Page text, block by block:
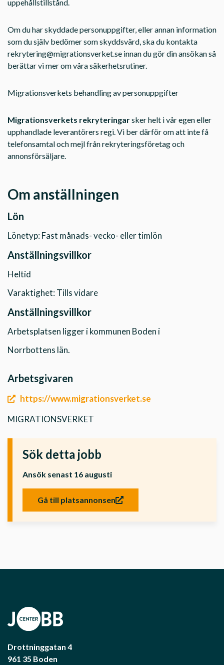
uppehållstillstånd.
Om du har skyddade personuppgifter, eller annan information
som du själv bedömer som skyddsvärd, ska du kontakta
rekrytering@migrationsverket.se innan du gör din ansökan så
berättar vi mer om våra säkerhetsrutiner.
Migrationsverkets behandling av personuppgifter
Migrationsverkets rekryteringarsker helt i vår egen eller
upphandlade leverantörers regi. Vi ber därför om att inte få
telefonsamtal och mejl från rekryteringsföretag och
annonsförsäljare.
Om anställningen
Lön
Lönetyp: Fast månads- vecko- eller timlön
Anställningsvillkor
Heltid
Varaktighet: Tills vidare
Anställningsvillkor
Arbetsplatsen ligger i kommunen Boden i
Norrbottens län.
Arbetsgivaren
https://www.migrationsverket.se
MIGRATIONSVERKET
Sök detta jobb
Ansök senast 16 augusti
Gå till platsannonsen
Drottninggatan 4
961 35 Boden